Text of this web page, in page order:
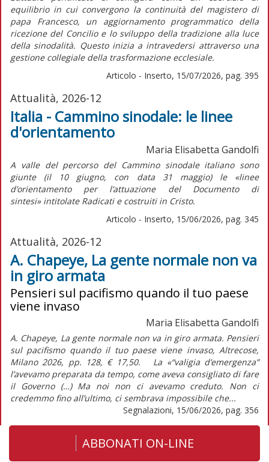
equilibrio in cui convergono la continuità del magistero di
papa Francesco, un aggiornamento programmatico della
ricezione del Concilio e lo sviluppo della tradizione alla luce
della sinodalità. Questo inizia a intravedersi attraverso una
gestione collegiale della trasformazione ecclesiale.
Articolo - Inserto, 15/07/2026, pag. 395
Attualità, 2026-12
Italia - Cammino sinodale: le linee
d'orientamento
Maria Elisabetta Gandolfi
A valle del percorso del Cammino sinodale italiano sono
giunte (il 10 giugno, con data 31 maggio) le «linee
d’orientamento per l’attuazione del Documento di
sintesi»intitolate Radicati e costruiti in Cristo.
Articolo - Inserto, 15/06/2026, pag. 345
Attualità, 2026-12
A. Chapeye, La gente normale non va
in giro armata
Pensieri sul pacifismo quando il tuo paese
viene invaso
Maria Elisabetta Gandolfi
A. Chapeye, La gente normale non va in giro armata. Pensieri
sul pacifismo quando il tuo paese viene invaso, Altrecose,
Milano 2026, pp. 128, € 17,50. La «“valigia d’emergenza”
l’avevamo preparata da tempo, come aveva consigliato di fare
il Governo (…) Ma noi non ci avevamo creduto. Non ci
credemmo fino all’ultimo, ci sembrava impossibile che...
Segnalazioni, 15/06/2026, pag. 356
ABBONATI ON-LINE